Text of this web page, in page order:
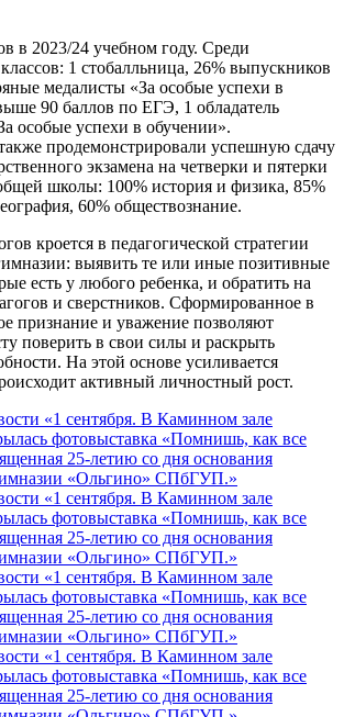
в 2023/24 учебном году. Среди
1 стобалльница, 26% выпускников
медалисты «За особые успехи в
90 баллов по ЕГЭ, 1 обладатель
особые успехи в обучении».
продемонстрировали успешную сдачу
экзамена на четверки и пятерки
школы: 100% история и физика, 85%
60% обществознание.
кроется в педагогической стратегии
выявить те или иные позитивные
есть у любого ребенка, и обратить на
и сверстников. Сформированное в
признание и уважение позволяют
поверить в свои силы и раскрыть
На этой основе усиливается
активный личностный рост.